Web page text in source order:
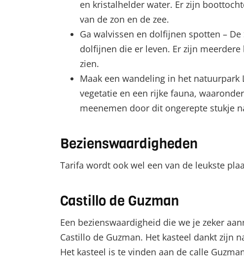
en kristalhelder water. Er zijn
van de zon en de zee.
Ga walvissen en dolfijnen spotten –
dolfijnen die er leven. Er zijn
zien.
Maak een wandeling in het
vegetatie en een rijke fauna,
meenemen door dit ongerepte stukje
Bezienswaardigheden
Tarifa wordt ook wel een van de leukste
Castillo de Guzman
Een bezienswaardigheid die we je zeker
Castillo de Guzman. Het kasteel dankt zijn
Het kasteel is te vinden aan de calle